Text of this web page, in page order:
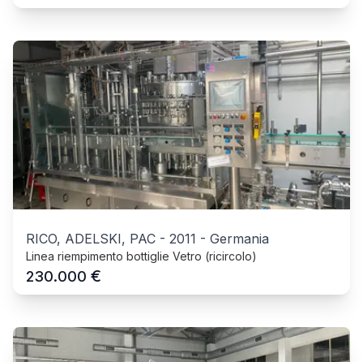
RICO, ADELSKI, PAC - 2011 - Germania
Linea riempimento bottiglie Vetro (ricircolo)
230.000 €